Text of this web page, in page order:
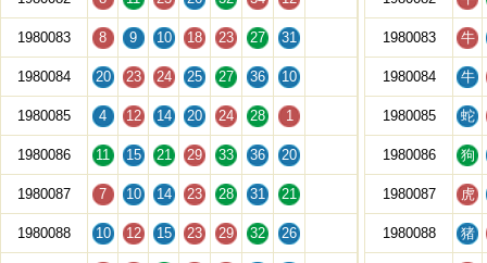
1980083 8 9 10 18 23 27 31
1980084 20 23 24 25 27 36 10
1980085 4 12 14 20 24 28 1
1980086 11 15 21 29 33 36 20
1980087 7 10 14 23 28 31 21
1980088 10 12 15 23 29 32 26
1980083 牛
1980084 牛
1980085 蛇
1980086 狗
1980087 虎
1980088 猪